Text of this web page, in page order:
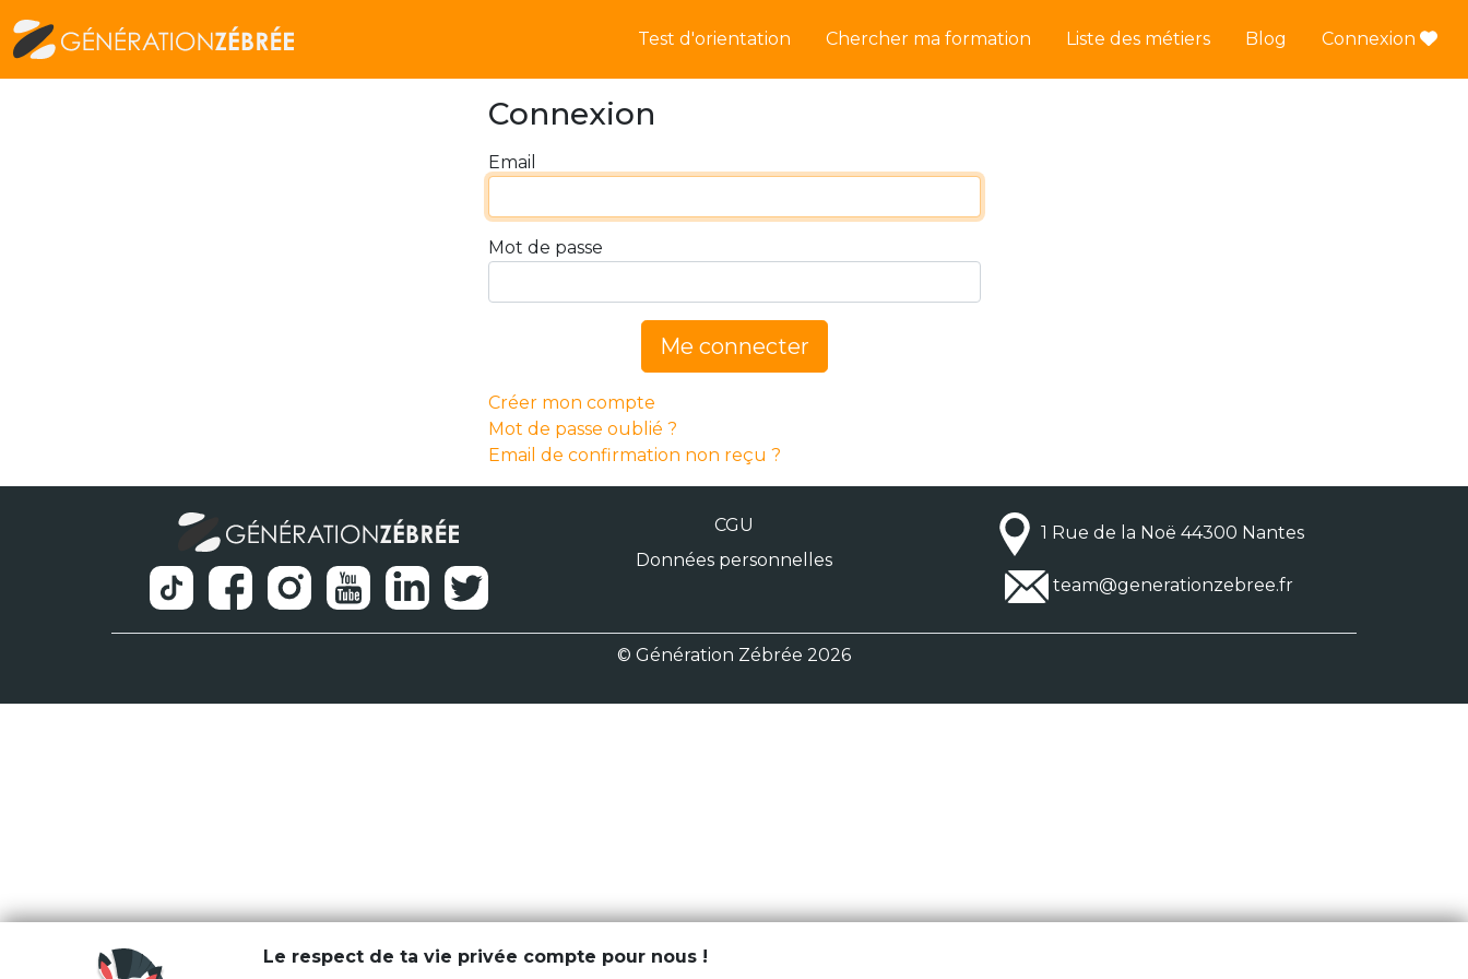
Test d'orientation Chercher ma formation Liste des métiers Blog Connexion
Connexion
Email
Mot de passe
Me connecter
Créer mon compte
Mot de passe oublié ?
Email de confirmation non reçu ?
CGU
Données personnelles
1 Rue de la Noë 44300 Nantes
team@generationzebree.fr
© Génération Zébrée 2026
Le respect de ta vie privée compte pour nous !